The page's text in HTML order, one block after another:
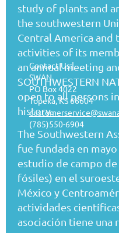
study of plants and
the southwestern
Central America
activities of its
an annual meeting
SOUTHWESTERN
open to all persons
history.
The Southwestern
fue fundada en
estudio de campo
fósiles) en el
México y
actividades
asociación tiene una
Contact Us:|
SWAN
PO Box 4022
Topeka, KS 66604
(785)550-6904
Powered